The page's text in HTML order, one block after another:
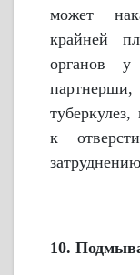
может
крайней
органов
партнерши,
к
10.